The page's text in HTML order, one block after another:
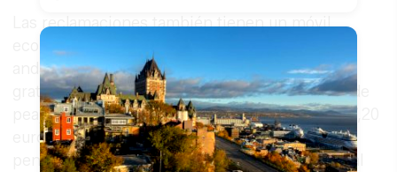
Las reclamaciones también tienen un móvil
económico, ya que Cádiz es la única provincia
andaluza sin conexión con Sevilla por autovía
gratuita. La alternativa a la N-IV es la autopista de
peaje que supone un coste, para turismos, de 7,20
euros por trayecto. Un lastre económico que
penaliza el desarrollo de la provincia de Cádiz tal